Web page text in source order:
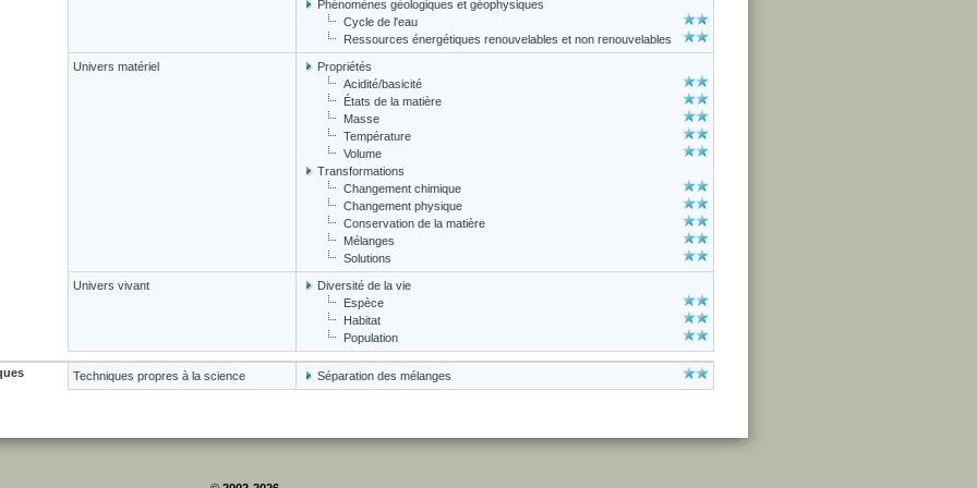
Phénomènes géologiques et géophysiques
Cycle de l'eau
Ressources énergétiques renouvelables et non renouvelables
Univers matériel
Propriétés
Acidité/basicité
États de la matière
Masse
Température
Volume
Transformations
Changement chimique
Changement physique
Conservation de la matière
Mélanges
Solutions
Univers vivant
Diversité de la vie
Espèce
Habitat
Population
Techniques propres à la science Séparation des mélanges